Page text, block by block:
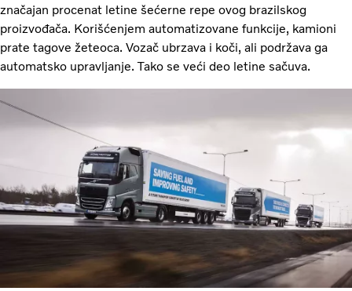
značajan procenat letine šećerne repe ovog brazilskog
proizvođača. Korišćenjem automatizovane funkcije, kamioni
prate tagove žeteoca. Vozač ubrzava i koči, ali podržava ga
automatsko upravljanje. Tako se veći deo letine sačuva.